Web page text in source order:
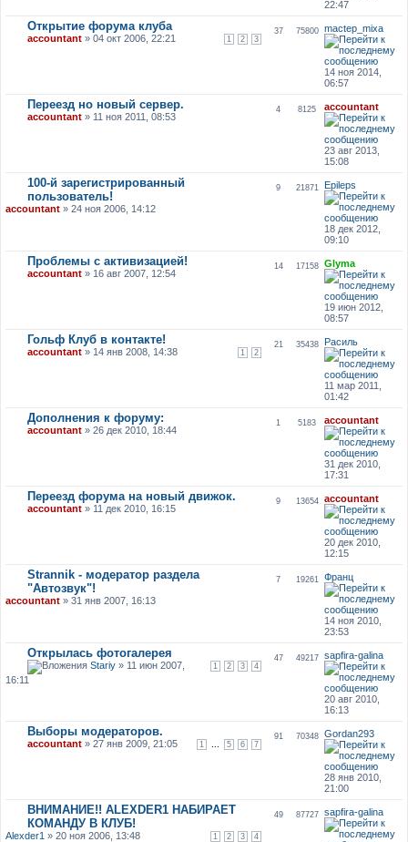
22:47
Открытие форума клуба
1 2 3
accountant» 04 окт 2006, 22:21
37 75800 mactep_mixa
14 ноя 2014,
06:57
Переезд но новый сервер.
accountant» 11 ноя 2011, 08:53
4 8125 accountant
23 авг 2013,
15:08
100-й зарегистрированный
пользователь!
accountant» 24 ноя 2006, 14:12
9 21871 Epileps
18 дек 2012,
09:10
Проблемы с активизацией!
accountant» 16 авг 2007, 12:54
14 17158 Glyma
19 июн 2012,
08:57
Гольф Клуб в контакте!
1 2
accountant» 14 янв 2008, 14:38
21 35438 Расиль
11 мар 2011,
01:42
Дополнения к форуму:
accountant» 26 дек 2010, 18:44
1 5183 accountant
31 дек 2010,
17:31
Переезд форума на новый движок.
accountant» 11 дек 2010, 16:15
9 13654 accountant
20 дек 2010,
12:15
Strannik - модератор раздела
"Автозвук"!
accountant» 31 янв 2007, 16:13
7 19261 Франц
14 ноя 2010,
23:53
Открылась фотогалерея
1 2 3 4
Stariy» 11 июн 2007,
16:11
47 49217 sapfira-galina
20 авг 2010,
16:13
Выборы модераторов.
1 5 6 7
accountant» 27 янв 2009, 21:05
91 70348 Gordan293
28 янв 2010,
21:00
ВНИМАНИЕ!! ALEXDER1 НАБИРАЕТ
КОМАНДУ В КЛУБ!
1 2 3 4
Alexder1 » 20 ноя 2006, 13:48
49 87727 sapfira-galina